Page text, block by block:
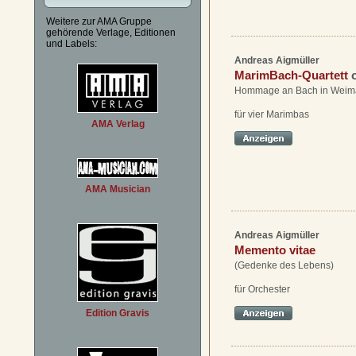
Weitere zur AMA Gruppe
gehörende Verlage, Editionen
und Labels:
AMA Verlag
AMA Musician
Edition Gravis
Andreas Aigmüller
MarimBach-Quartett
Hommage an Bach in
für vier Marimbas
Andreas Aigmüller
Memento vitae
(Gedenke des Lebens)
für Orchester